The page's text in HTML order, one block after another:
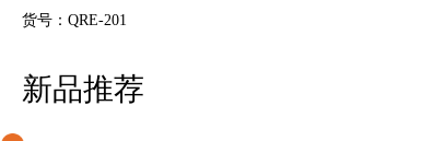
货号：QRE-201
新品推荐